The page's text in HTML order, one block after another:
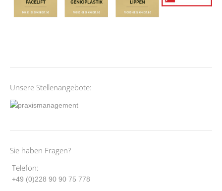
Unsere Stellenangebote:
Sie haben Fragen?
Telefon:
+49 (0)228 90 90 75 778